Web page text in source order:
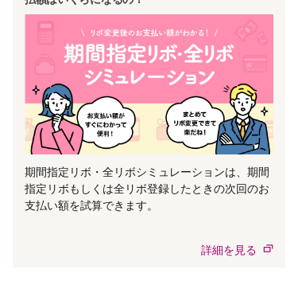
期間指定リボ・全リボシミュレーションは、期間
指定リボもしくは全リボ登録したときの次回のお
支払い額を試算できます。
詳細を見る